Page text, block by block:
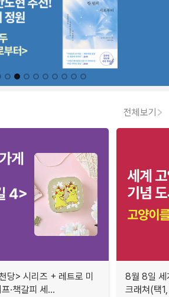
전체보기
당> 시리즈 + 레트로 미
·책갈피 세...
8월 8일 세
크래쳐(택